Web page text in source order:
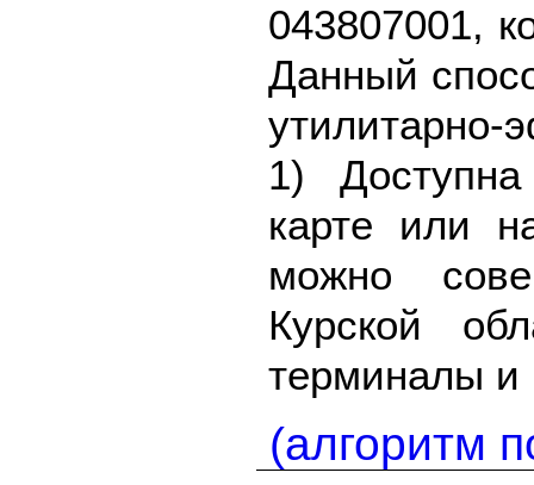
043807001,
Данный
1)
карте или
можно
Курской
терминалы и
(алгоритм